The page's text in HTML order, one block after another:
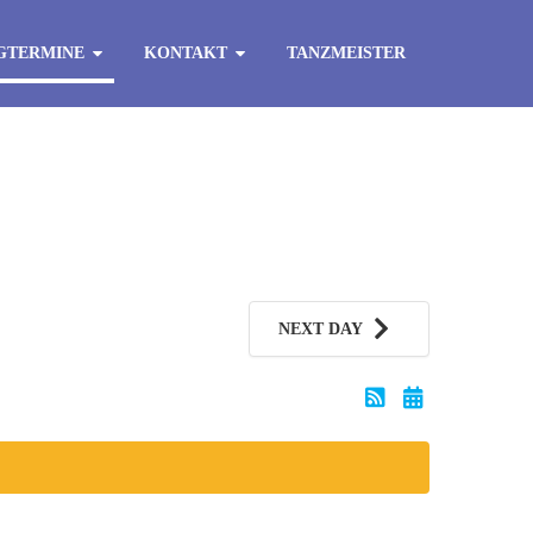
KONTAKT TANZMEISTER
NEXT DAY